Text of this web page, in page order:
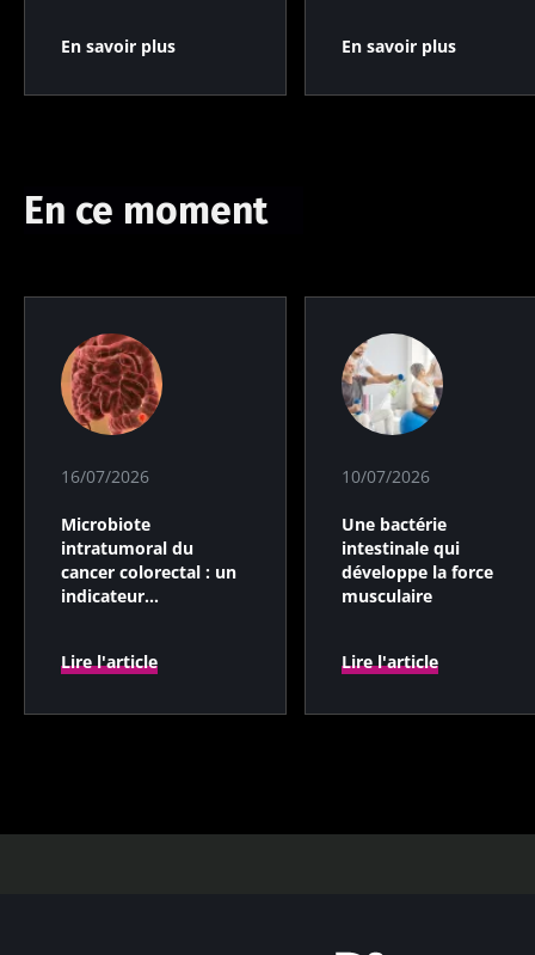
En savoir plus En savoir plus
En ce moment
16/07/2026
Microbiote
intratumoral du
cancer colorectal : un
indicateur
Lire l'article
10/07/2026
Une bactérie
intestinale qui
développe la force
musculaire
Lire l'article